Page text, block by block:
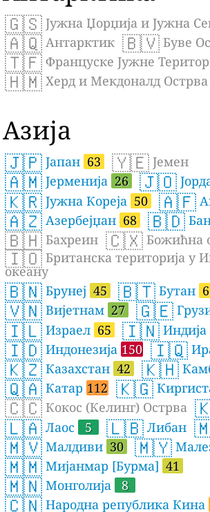
🇬🇸 Јужна Џорџија и Јужна
🇦🇶 Антарктик 🇧🇻 Буве
🇹🇫 Француске Јужне
🇭🇲 Херд и Мекдоналд Острва
Азија
🇯🇵 Јапан 63 🇾🇪 Јемен
🇦🇲 Јерменија 26 🇯🇴
🇰🇷 Јужна Кореја 50 🇦🇫
🇦🇿 Азербејџан 68 🇧🇩
🇧🇭 Бахреин 🇨🇽 Божићна
🇮🇴 Британска територија у
океану
🇧🇳 Брунеј 45 🇧🇹 Бутан
🇻🇳 Вијетнам 27 🇬🇪
🇮🇱 Израел 65 🇮🇳 Индија
🇮🇩 Индонезија 150 🇮🇶
🇰🇿 Казахстан 42 🇰🇭
🇶🇦 Катар 112 🇰🇬
🇨🇨 Кокос (Келинг) Острва
🇱🇦 Лаос 5 🇱🇧 Либан
🇲🇻 Малдиви 30 🇲🇾
🇲🇲 Мијанмар [Бурма] 41
🇲🇳 Монголија 8
🇨🇳 Народна република Кина